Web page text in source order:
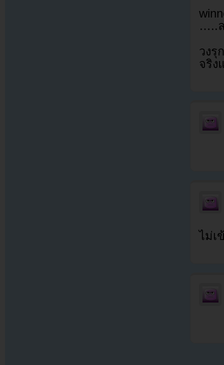
…..
วงรุ
จริง
ไม่เ